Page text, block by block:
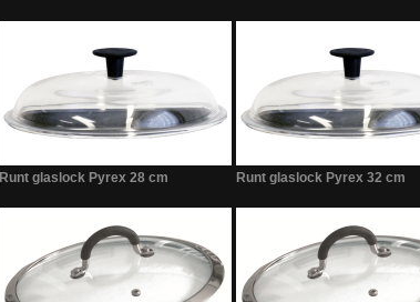
Runt glaslock Pyrex 28 cm Runt glaslock Pyrex 32 cm